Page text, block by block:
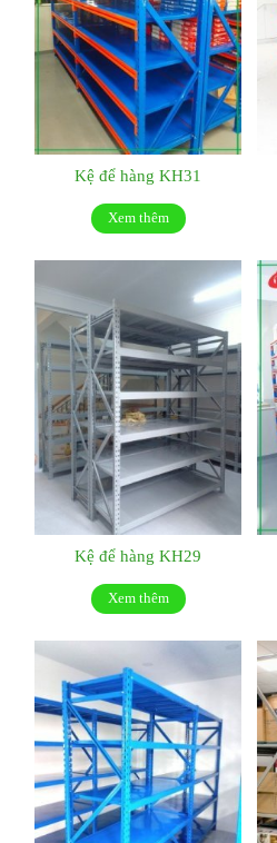
Kệ để hàng KH31
Xem thêm
Kệ để hàng KH29
Xem thêm